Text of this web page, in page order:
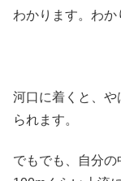
わかります。わか
河口に着くと、
られます。
でもでも、自分